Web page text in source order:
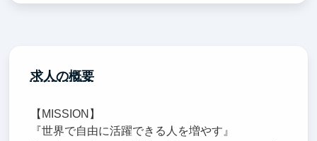
求人の概要
【MISSION】
『世界で自由に活躍できる人を増やす』